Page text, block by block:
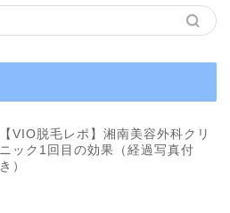
【VIO脱毛レポ】湘南美容外科クリ
ニック1回目の効果（経過写真付
き）